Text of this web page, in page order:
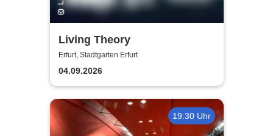
Living Theory
Erfurt, Stadtgarten Erfurt
04.09.2026
19:30 Uhr